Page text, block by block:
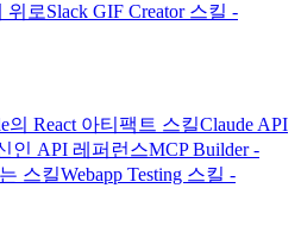
위로Slack GIF Creator 스킬 -
의 React 아티팩트 스킬Claude API
인 API 레퍼런스MCP Builder -
스킬Webapp Testing 스킬 -